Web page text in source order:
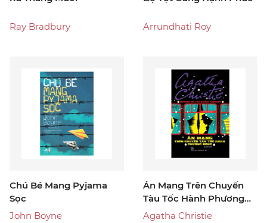
Ray Bradbury Arrundhati Roy
Chú Bé Mang Pyjama
Sọc
John Boyne
Án Mạng Trên Chuyến
Tàu Tốc Hành Phương
Đông
Agatha Christie